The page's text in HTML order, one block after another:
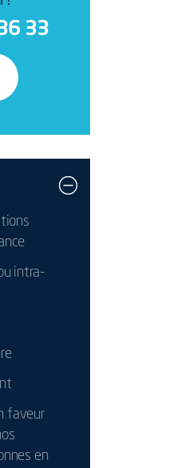
33
intra-
faveur
en